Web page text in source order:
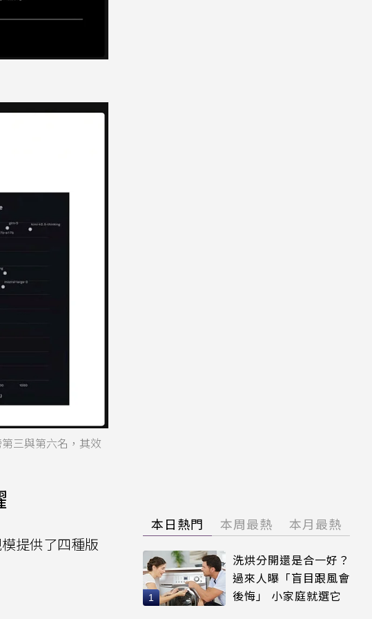
三與第六名，其效
提供了四種版
本日熱門 本周最熱 本月最熱
洗烘分開還是合一好？
過來人曝「盲目跟風會
後悔」 小家庭就選它